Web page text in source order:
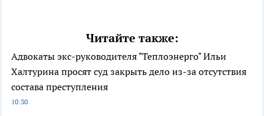
Читайте также:
Адвокаты экс-руководителя "Теплоэнерго" Ильи
Халтурина просят суд закрыть дело из-за отсутствия
состава преступления
10:30